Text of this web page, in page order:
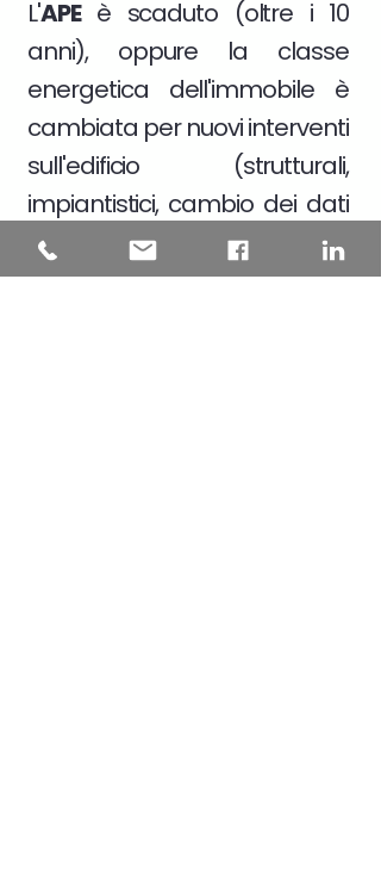
L'APEè scaduto (oltre i 10
anni), oppure la classe
energetica dell'immobile è
cambiata per nuovi interventi
sull'edificio (strutturali,
impiantistici, cambio dei dati
catastali)